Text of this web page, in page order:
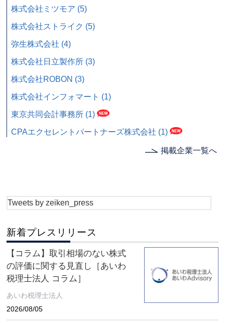
株式会社ミツモア (5)
株式会社ストライク (5)
弥生株式会社 (4)
株式会社日立製作所 (3)
株式会社ROBON (3)
株式会社インフォマート (1)
東京共同会計事務所 (1)
CPAエクセレントパートナーズ株式会社 (1)
掲載企業一覧へ
Tweets by zeiken_press
新着プレスリリース
【コラム】取引相場のない株式
の評価に関する見直し［あいわ
税理士法人 コラム］
あいわ税理士法人
2026/08/05